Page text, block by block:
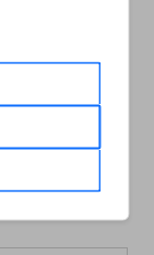
Terme di Riolo
Romagna):
valide fino